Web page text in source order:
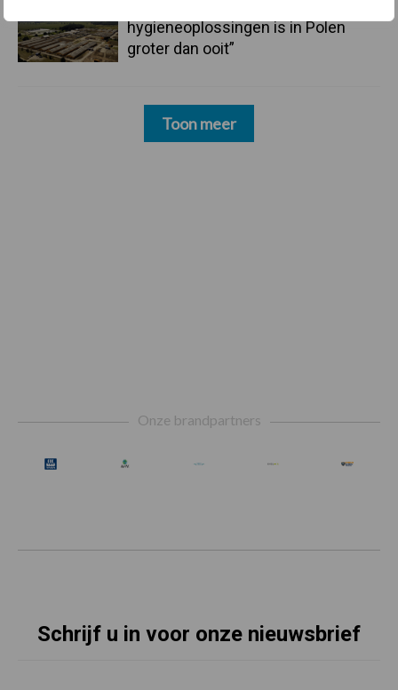
hygieneoplossingen is in Polen
groter dan ooit”
Toon meer
Onze brandpartners
Schrijf u in voor onze nieuwsbrief